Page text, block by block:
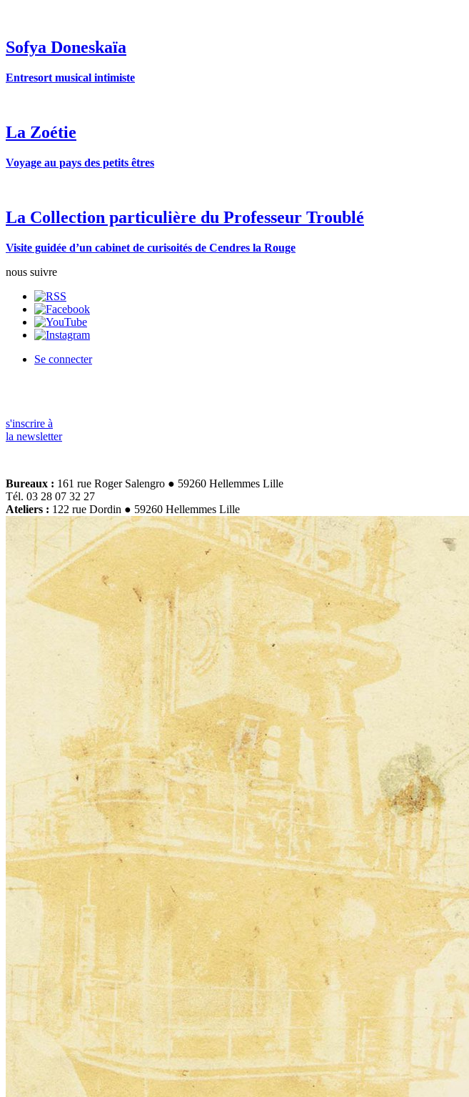
Sofya Doneskaïa
Entresort musical intimiste
La Zoétie
Voyage au pays des petits êtres
La Collection particulière du Professeur Troublé
Visite guidée d’un cabinet de curisoités de Cendres la Rouge
nous suivre
Se connecter
s'inscrire à
la newsletter
Bureaux : 161 rue Roger Salengro ● 59260 Hellemmes Lille
Tél. 03 28 07 32 27
Ateliers : 122 rue Dordin ● 59260 Hellemmes Lille